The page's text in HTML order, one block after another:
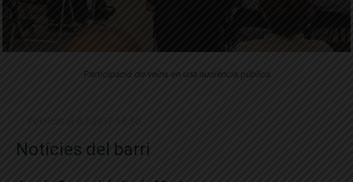
Participació de veïns en una audiència pública
Notícies del barri